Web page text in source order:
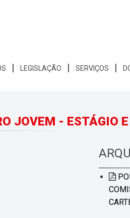
LEGISLAÇÃO SERVIÇOS
JOVEM - ESTÁGIO